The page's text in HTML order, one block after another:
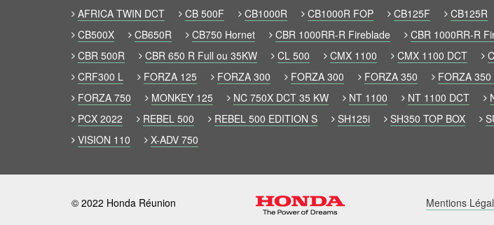
AFRICA TWIN DCT
CB 500F CB1000R CB1000R FOP CB125F CB125R
CB500X
CB650R CB750 Hornet CBR 1000RR-R Fireblade
CBR 1000RR-R
CBR 500R
CBR 650 R Full ou 35KW CL 500 CMX 1100 CMX 1100 DCT
CRF300 L
FORZA 125 FORZA 300 FORZA 300 FORZA 350
FORZA 350
FORZA 750
MONKEY 125 NC 750X DCT 35 KW NT 1100 NT 1100 DCT
PCX 2022
REBEL 500 REBEL 500 EDITION S SH125i SH350 TOP BOX
VISION 110
X-ADV 750
© 2022 Honda Réunion Mentions